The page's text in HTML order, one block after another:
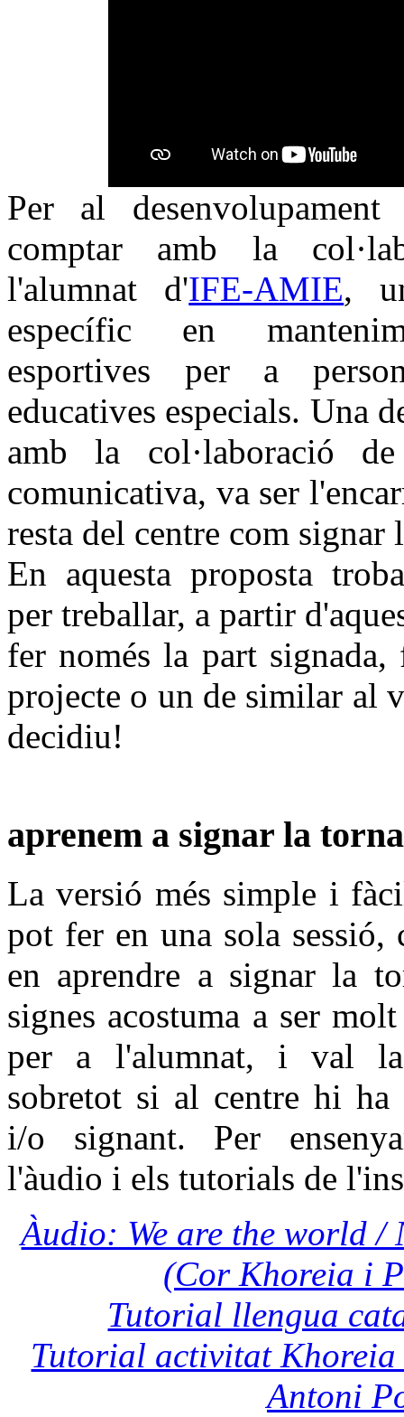
Per al
comptar amb la
l'alumnat d'IFE-AMIE,
específic en
esportives per a
educatives especials. Una
amb la col·laboració
comunicativa, va ser
resta del centre com signar
En aquesta proposta
per treballar, a partir
fer només la part
projecte o un de similar al
decidiu!
aprenem a signar la
La versió més simple i
pot fer en una sola sessió,
en aprendre a signar la
signes acostuma a ser
per a l'alumnat, i val la
sobretot si al centre hi ha
i/o signant. Per
l'àudio i els tutorials de
Àudio: We are the world /
(Cor Khoreia i
Tutorial llengua
Tutorial activitat Khoreia
Antoni